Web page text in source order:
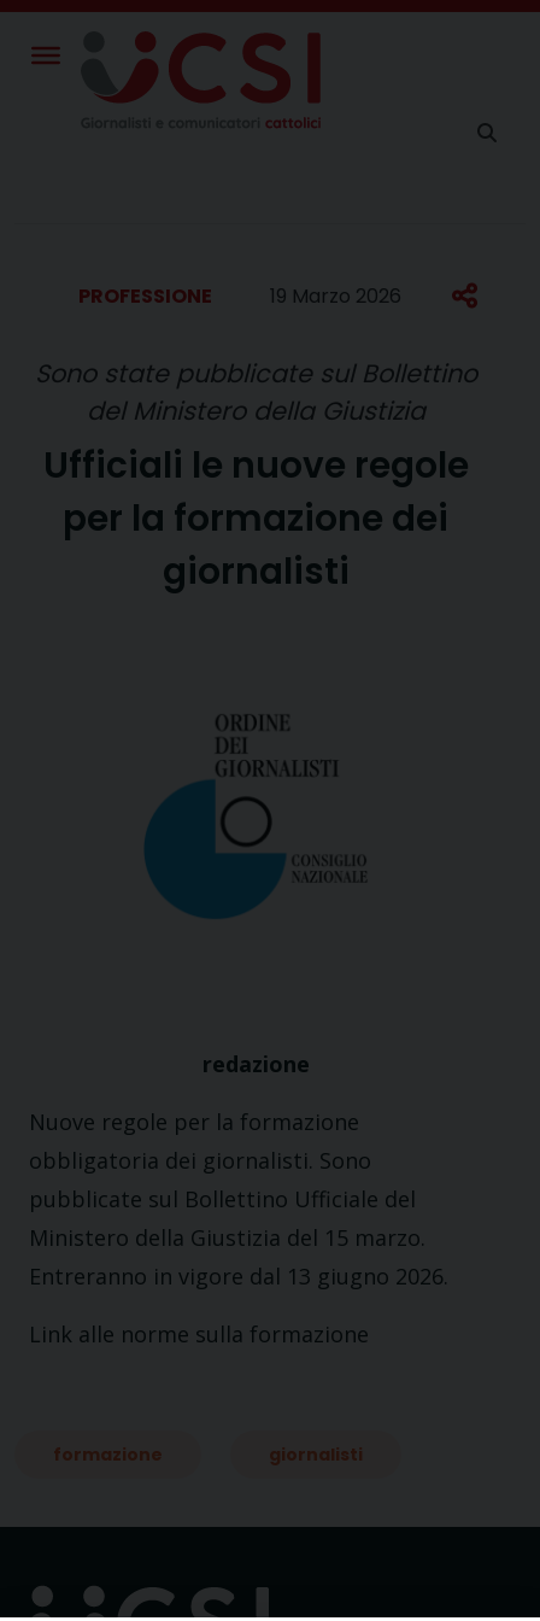
Skip
content
PROFESSIONE 19 Marzo 2026
Sono state pubblicate sul Bollettino
del Ministero della Giustizia
Ufficiali le nuove regole
per la formazione dei
giornalisti
redazione
Nuove regole per la formazione
obbligatoria dei giornalisti. Sono
pubblicate sul Bollettino Ufficiale del
Ministero della Giustizia del 15 marzo.
Entreranno in vigore dal 13 giugno 2026.
Link alle norme sulla formazione
formazione giornalisti